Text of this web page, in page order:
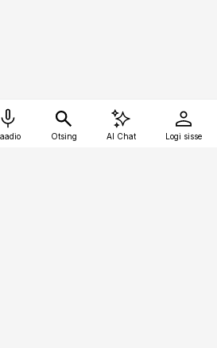
Otsing AI Chat Logi sisse